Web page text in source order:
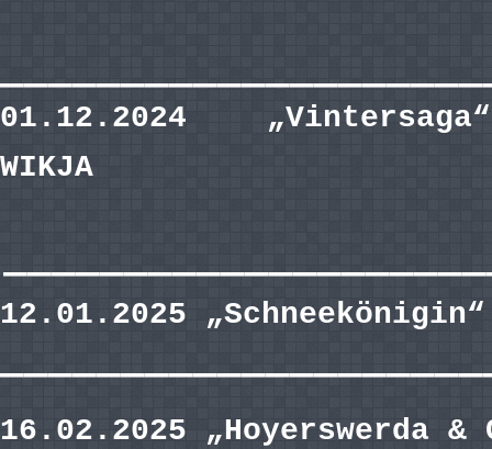
01.12.2024
WIKJA
12.01.2025
16.02.2025 „Hoyerswerda &